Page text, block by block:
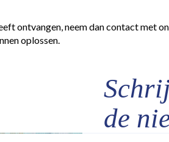
ontvangen, neem dan contact met
oplossen.
de